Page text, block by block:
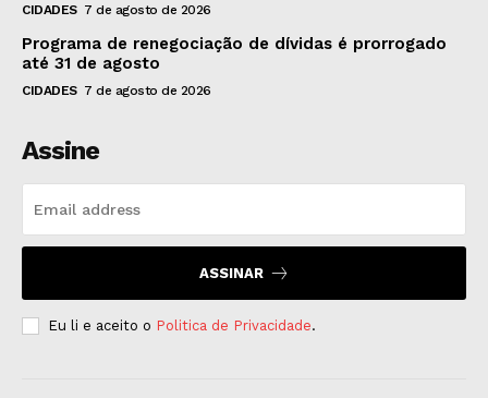
CIDADES 7 de agosto de 2026
Programa de renegociação de dívidas é prorrogado
até 31 de agosto
CIDADES 7 de agosto de 2026
Assine
ASSINAR
Eu li e aceito o Politica de Privacidade.